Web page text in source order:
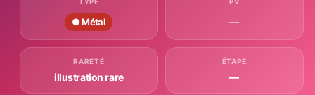
● Métal —
RARETÉ
illustration rare
ÉTAPE
—